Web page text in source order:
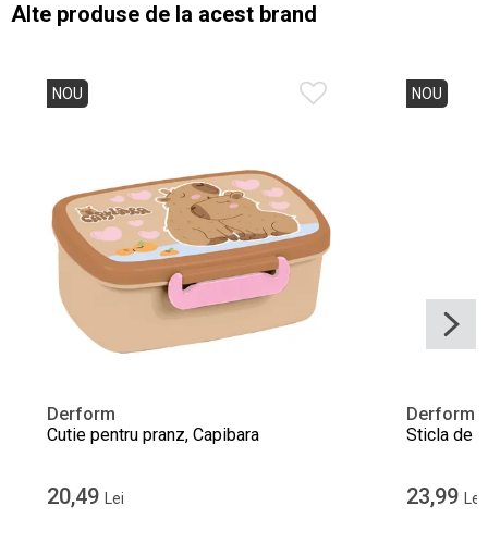
Alte produse de la acest brand
NOU
Derform
Cutie pentru pranz, Capibara
20,49 Lei
NOU
Derform
Sticla de
23,99 Lei